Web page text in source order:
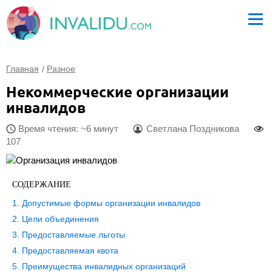
Главная Разное
Некоммерческие организации
инвалидов
Время чтения: ~6 минут
Светлана Поздникова
107
СОДЕРЖАНИЕ
Допустимые формы организации инвалидов
Цели объединения
Предоставляемые льготы
Предоставляемая квота
Преимущества инвалидных организаций